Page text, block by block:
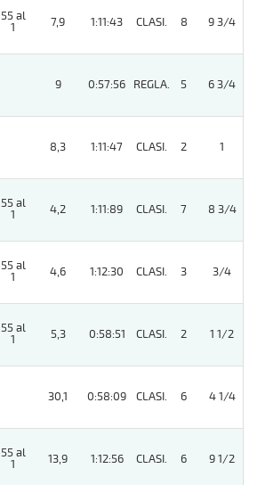
55 al
1
7,9 1:11:43 CLASI. 8 9 3/4
9 0:57:56 REGLA. 5 6 3/4
8,3 1:11:47 CLASI. 2 1
55 al
1
4,2 1:11:89 CLASI. 7 8 3/4
55 al
1
4,6 1:12:30 CLASI. 3 3/4
55 al
1
5,3 0:58:51 CLASI. 2 1 1/2
30,1 0:58:09 CLASI. 6 4 1/4
55 al
1
13,9 1:12:56 CLASI. 6 9 1/2